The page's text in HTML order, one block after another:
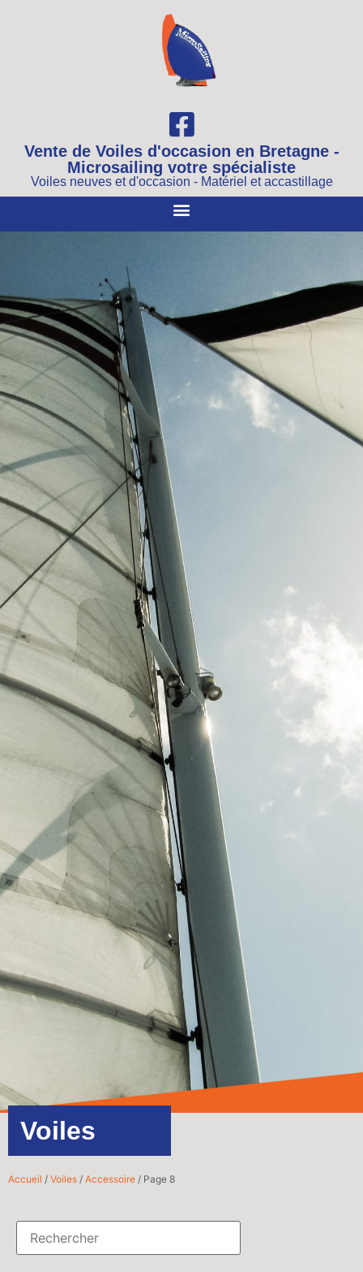
Vente de Voiles d'occasion en Bretagne -
Microsailing votre spécialiste
Voiles neuves et d'occasion - Matériel et accastillage
Voiles
Accueil / Voiles / Accessoire / Page 8